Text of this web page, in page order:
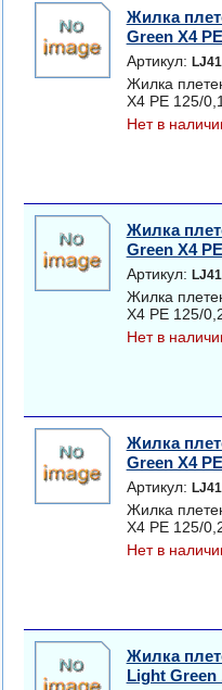
Жилка
Green Х4
Артикул:
Жилка
Х4 PE 125/
Нет в
Жилка
Green Х4
Артикул:
Жилка
Х4 PE 125/
Нет в
Жилка
Green Х4
Артикул:
Жилка
Х4 PE 125/
Нет в
Жилка
Light Green